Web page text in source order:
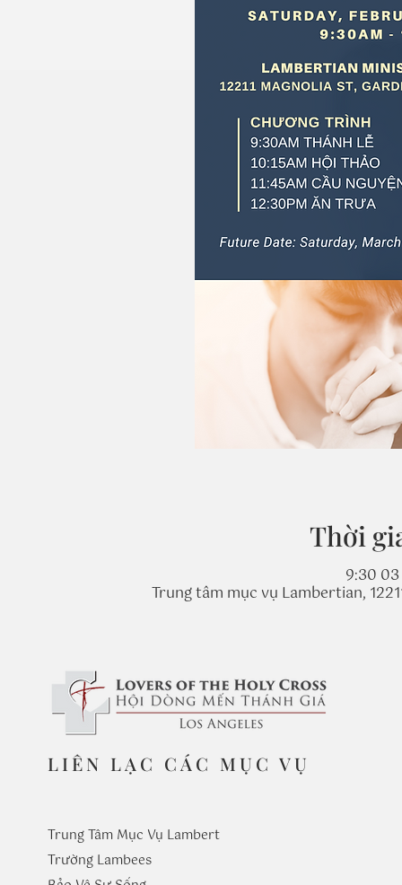
Thời
9:30
Trung tâm mục vụ Lambertian,
LIÊN LẠC CÁC MỤC VỤ
Trung Tâm Mục Vụ Lambert
Trường Lambees